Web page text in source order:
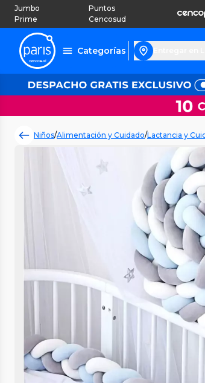
Jumbo
Prime
Puntos
Cencosud
Categorías
Niños/Alimentación y Cuidado/Lactancia y